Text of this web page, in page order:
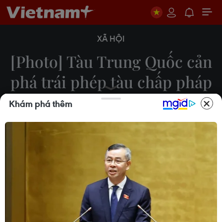
XÃ HỘI
[Photo] Tàu Trung Quốc cản
phá trái phép tàu chấp pháp
của Việt Nam
Sơn Bách - Trực tiếp từ Hoàng Sa
29/05/2014 11:50
Bất chấp việc các tàu chấp pháp của Cảnh sát
biển Việt Nam kiên trì thực hiện công tác tuyên
truyền, các tàu Trung Quốc vẫn hung hãn bao vây
và cản phá tàu kiểm ngư của Việt Nam.
Khám phá thêm